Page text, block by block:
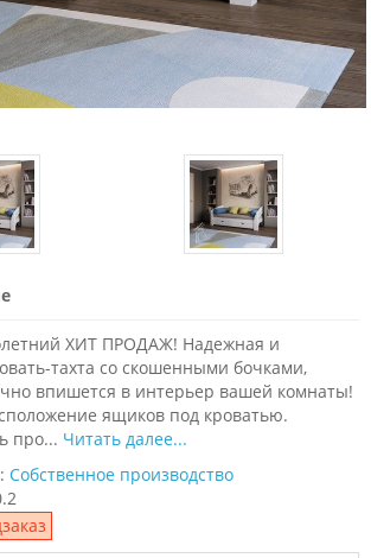
ХИТ ПРОДАЖ! Надежная и
тахта со скошенными бочками,
впишется в интерьер вашей комнаты!
ящиков под кроватью.
про... Читать далее...
Собственное производство